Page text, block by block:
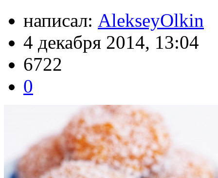
написал: AlekseyOlkin
4 декабря 2014, 13:04
6722
0